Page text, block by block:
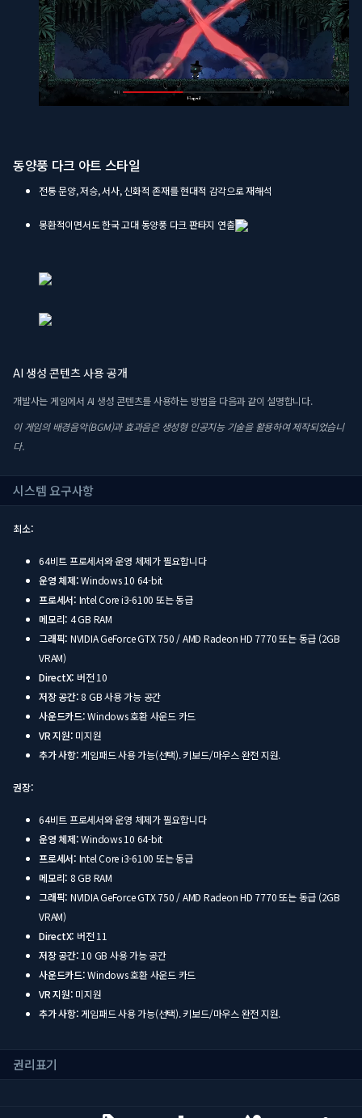
동양풍 다크 아트 스타일
전통 문양, 저승, 서사, 신화적 존재를 현대적 감각으로 재해석
몽환적이면서도 한국 고대 동양풍 다크 판타지 연출
AI 생성 콘텐츠 사용 공개
개발사는 게임에서 AI 생성 콘텐츠를 사용하는 방법을 다음과 같이 설명합니다.
이 게임의 배경음악(BGM)과 효과음은 생성형 인공지능 기술을 활용하여 제작되었습니
다.
시스템 요구사항
최소:
64비트 프로세서와 운영 체제가 필요합니다
운영 체제:Windows 10 64-bit
프로세서: Intel Core i3-6100 또는 동급
메모리: 4 GB RAM
그래픽: NVIDIA GeForce GTX 750 / AMD Radeon HD 7770 또는 동급 (2GB
VRAM)
DirectX: 버전 10
저장 공간: 8 GB 사용 가능 공간
사운드카드:Windows 호환 사운드 카드
VR 지원: 미지원
추가 사항:게임패드 사용 가능(선택). 키보드/마우스 완전 지원.
권장:
64비트 프로세서와 운영 체제가 필요합니다
운영 체제:Windows 10 64-bit
프로세서: Intel Core i3-6100 또는 동급
메모리: 8 GB RAM
그래픽: NVIDIA GeForce GTX 750 / AMD Radeon HD 7770 또는 동급 (2GB
VRAM)
DirectX: 버전 11
저장 공간: 10 GB 사용 가능 공간
사운드카드:Windows 호환 사운드 카드
VR 지원: 미지원
추가 사항:게임패드 사용 가능(선택). 키보드/마우스 완전 지원.
권리표기